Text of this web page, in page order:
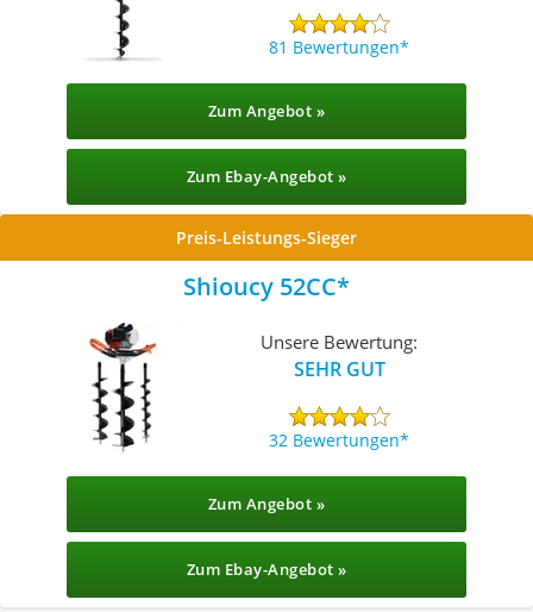
81 Bewertungen
Zum Angebot »
Zum Ebay-Angebot »
Preis-Leistungs-Sieger
Shioucy 52CC
Unsere Bewertung:
SEHR GUT
32 Bewertungen
Zum Angebot »
Zum Ebay-Angebot »